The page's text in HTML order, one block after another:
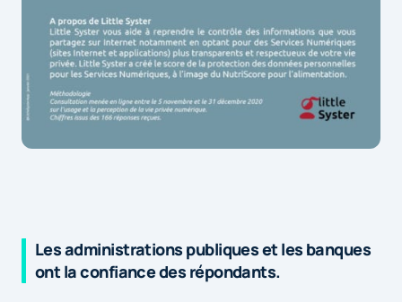
Les administrations publiques et les banques
ont la confiance des répondants.